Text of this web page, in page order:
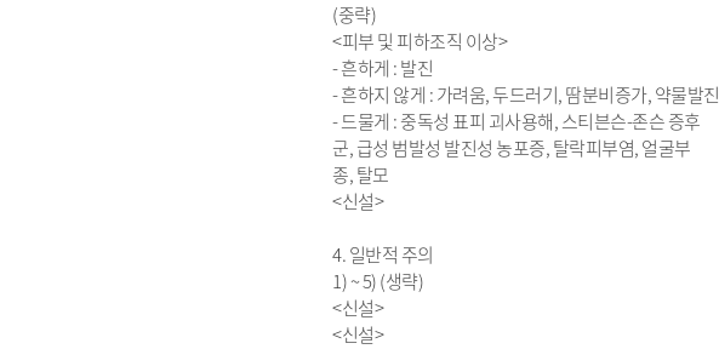
(중략)
<피부 및 피하조직 이상>
- 흔하게 : 발진
- 흔하지 않게 : 가려움, 두드러기, 땀분비증가, 약물발진
- 드물게 : 중독성 표피 괴사용해, 스티븐슨-존슨 증후
군, 급성 범발성 발진성 농포증, 탈락피부염, 얼굴부
종, 탈모
<신설>
4. 일반적 주의
1) ~ 5) (생략)
<신설>
<신설>